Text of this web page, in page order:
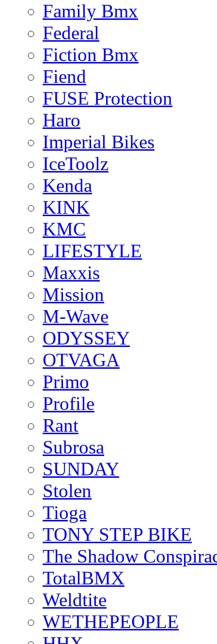
Family Bmx
Federal
Fiction Bmx
Fiend
FUSE Protection
Haro
Imperial Bikes
IceToolz
Kenda
KINK
KMC
LIFESTYLE
Maxxis
Mission
M-Wave
ODYSSEY
OTVAGA
Primo
Profile
Rant
Subrosa
SUNDAY
Stolen
Tioga
TONY STEP BIKE
The Shadow
TotalBMX
Weldtite
WETHEPEOPLE